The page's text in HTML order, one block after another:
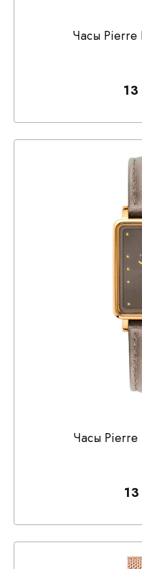
Часы Pierre
Часы Pierre